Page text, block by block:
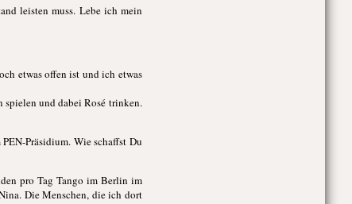
leisten muss. Lebe ich mein
etwas offen ist und ich etwas
spielen und dabei Rosé trinken.
Präsidium. Wie schaffst Du
pro Tag Tango im Berlin im
Die Menschen, die ich dort